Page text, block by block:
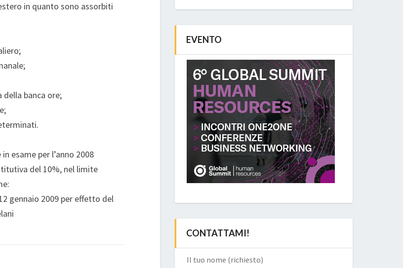
in quanto sono assorbiti
banca ore;
esame per l’anno 2008
del 10%, nel limite
gennaio 2009 per effetto del
EVENTO
CONTATTAMI!
Il tuo nome (richiesto)